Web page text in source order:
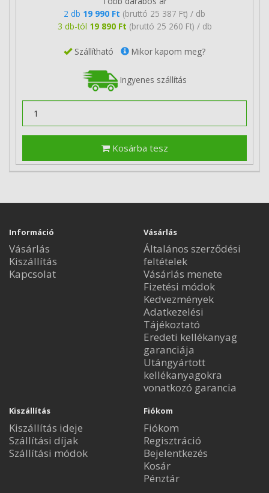
2 db 19 990 Ft (bruttó 25 387 Ft) / db
3 db-tól 19 890 Ft (bruttó 25 260 Ft) / db
Szállítható Mikor kapom meg?
Ingyenes szállítás
Kosárba tesz
Információ
Vásárlás
Kiszállítás
Kapcsolat
Vásárlás
Általános szerződési
feltételek
Vásárlás menete
Fizetési módok
Kedvezmények
Adatkezelési
Tájékoztató
Eredeti kellékanyag
garanciája
Utángyártott
kellékanyagokra
vonatkozó garancia
Kiszállítás
Kiszállítás ideje
Szállítási díjak
Szállítási módok
Fiókom
Fiókom
Regisztráció
Bejelentkezés
Kosár
Pénztár